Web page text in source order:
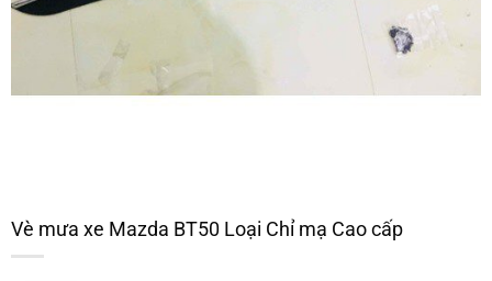
Vè mưa xe Mazda BT50 Loại Chỉ mạ Cao cấp